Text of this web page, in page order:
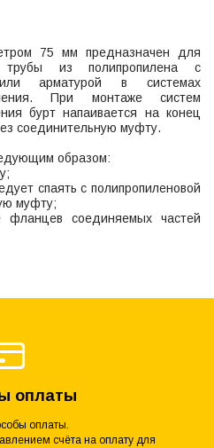
75 мм предназначен для
трубы из полипропилена с
арматурой в системах
При монтаже систем
бурт напаивается на конец
соединительную муфту.
образом:
спаять с полипропиленовой
муфту;
фланцев соединяемых частей
оплаты
оплаты.
счёта на оплату для